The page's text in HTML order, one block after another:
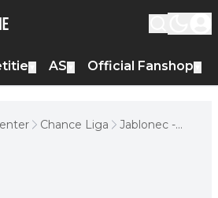
AS Official Fanshop
Chance Liga
Jablonec -